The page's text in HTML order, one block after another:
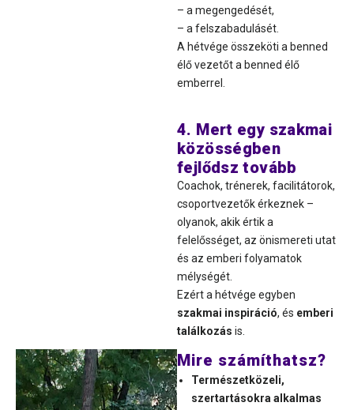
– a megengedését,
– a felszabadulásét.
A hétvége összeköti a benned
élő vezetőt a benned élő
emberrel.
4. Mert egy szakmai
közösségben
fejlődsz tovább
Coachok, trénerek, facilitátorok,
csoportvezetők érkeznek –
olyanok, akik értik a
felelősséget, az önismereti utat
és az emberi folyamatok
mélységét.
Ezért a hétvége egyben
szakmai inspiráció, és emberi
találkozás is.
Mire számíthatsz?
Természetközeli,
szertartásokra alkalmas